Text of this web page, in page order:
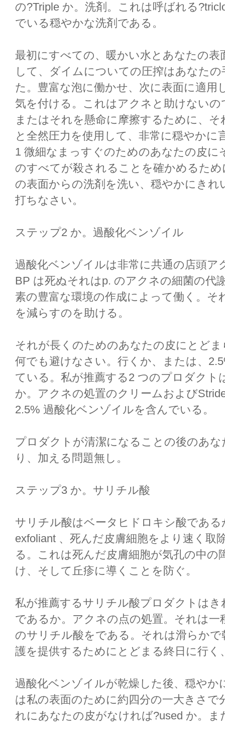
の?Triple か。洗剤。これは呼ばれる
でいる穏やかな洗剤である。
最初にすべての、暖かい水とあなたの
して、ダイムについての圧搾はあなた
た。豊富な泡に働かせ、次に表面に適用
気を付ける。これはアクネと助けない
またはそれを懸命に摩擦するために、
と全然圧力を使用して、非常に穏やか
1 微細なまっすぐのためのあなたの皮に
のすべてが殺されることを確かめるた
の表面からの洗剤を洗い、穏やかにき
打ちなさい。
ステップ2 か。過酸化ベンゾイル
過酸化ベンゾイルは非常に共通の店頭
BP は死ぬそれはp. のアクネの細菌の代
素の豊富な環境の作成によって働く。そ
を減らすのを助ける。
それが長くのためのあなたの皮にとど
何でも避けなさい。行くか、または、
ている。私が推薦する2 つのプロダクト
か。アクネの処置のクリームおよび
2.5% 過酸化ベンゾイルを含んでいる。
プロダクトが清潔になることの後のあ
り、加える問題無し。
ステップ3 か。サリチル酸
サリチル酸はベータヒドロキシ酸であ
exfoliant 、死んだ皮膚細胞をより速く取
る。これは死んだ皮膚細胞が気孔の中の
け、そして丘疹に導くことを防ぐ。
私が推薦するサリチル酸プロダクトはき
であるか。アクネの点の処置。それは
のサリチル酸をである。それは滑らか
護を提供するためにとどまる終日に行く
過酸化ベンゾイルが乾燥した後、穏や
は私の表面のために約四分の一大きさ
れにあなたの皮がなければ?used か。ま